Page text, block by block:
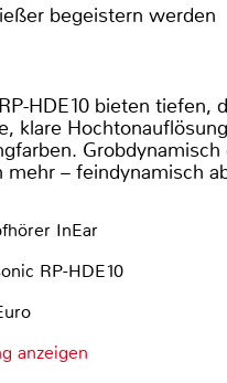
begeistern werden
HDE10 bieten tiefen,
klare
mehr – feindynamisch
InEar
RP-HDE10
anzeigen